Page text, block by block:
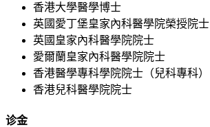
香港大學醫學博士
英國愛丁堡皇家內科醫學院榮授院士
英國皇家內科醫學院院士
愛爾蘭皇家內科醫學院院士
香港醫學專科學院院士（兒科專科）
香港兒科醫學院院士
诊金